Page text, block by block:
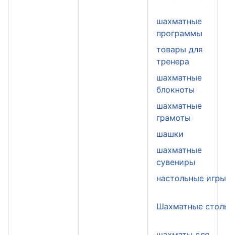
шахматные
программы
товары для
тренера
шахматные
блокноты
шахматные
грамоты
шашки
шахматные
сувениры
настольные игры
Шахматные